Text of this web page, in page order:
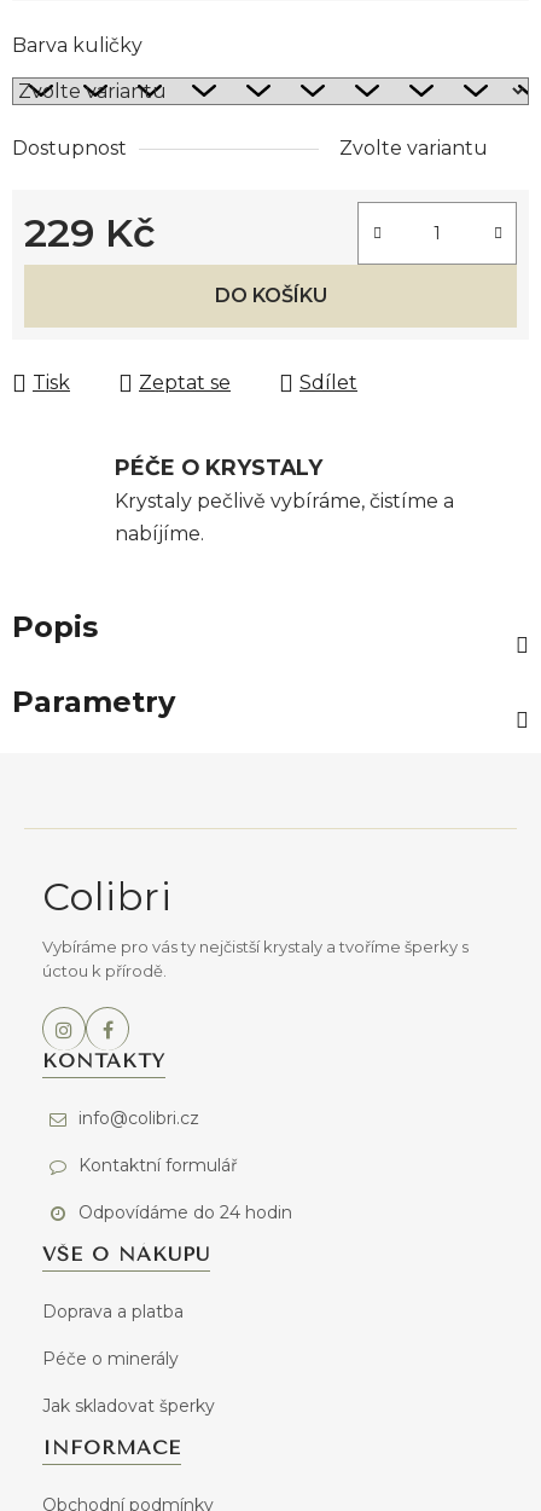
Barva kuličky
Dostupnost Zvolte variantu
229 Kč
Měrná cena:
DO KOŠÍKU
Tisk Zeptat se Sdílet
PÉČE O KRYSTALY
Krystaly pečlivě vybíráme, čistíme a
nabíjíme.
Popis
Parametry
Colibri
Vybíráme pro vás ty nejčistší krystaly a tvoříme šperky s
úctou k přírodě.
KONTAKTY
info@colibri.cz
Kontaktní formulář
Odpovídáme do 24 hodin
VŠE O NÁKUPU
Doprava a platba
Péče o minerály
Jak skladovat šperky
INFORMACE
Obchodní podmínky